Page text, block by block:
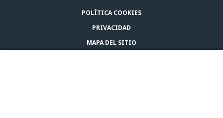
POLÍTICA COOKIES
PRIVACIDAD
MAPA DEL SITIO